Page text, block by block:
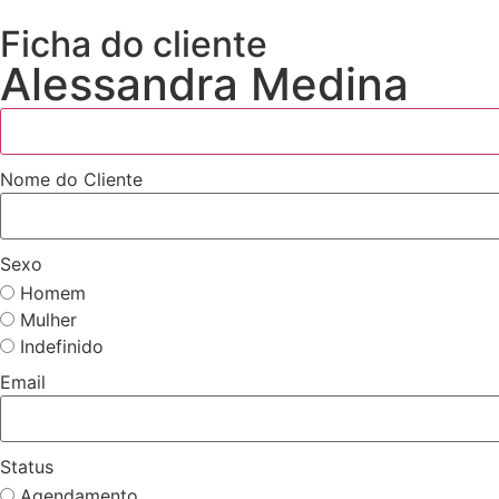
Ficha do cliente
Alessandra Medina
Nome do Cliente
Sexo
Homem
Mulher
Indefinido
Email
Status